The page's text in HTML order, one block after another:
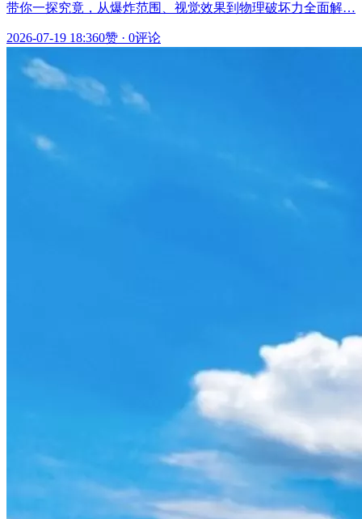
带你一探究竟，从爆炸范围、视觉效果到物理破坏力全面解…
2026-07-19 18:360赞 · 0评论